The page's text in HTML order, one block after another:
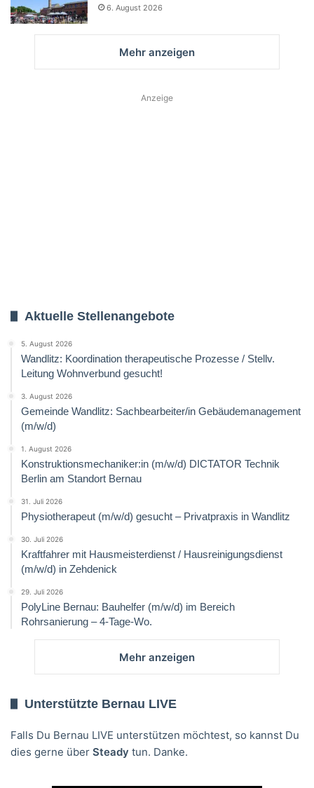
6. August 2026
Mehr anzeigen
Anzeige
Aktuelle Stellenangebote
5. August 2026
Wandlitz: Koordination therapeutische Prozesse / Stellv.
Leitung Wohnverbund gesucht!
3. August 2026
Gemeinde Wandlitz: Sachbearbeiter/in Gebäudemanagement
(m/w/d)
1. August 2026
Konstruktionsmechaniker:in (m/w/d) DICTATOR Technik
Berlin am Standort Bernau
31. Juli 2026
Physiotherapeut (m/w/d) gesucht – Privatpraxis in Wandlitz
30. Juli 2026
Kraftfahrer mit Hausmeisterdienst / Hausreinigungsdienst
(m/w/d) in Zehdenick
29. Juli 2026
PolyLine Bernau: Bauhelfer (m/w/d) im Bereich
Rohrsanierung – 4-Tage-Wo.
Mehr anzeigen
Unterstützte Bernau LIVE
Falls Du Bernau LIVE unterstützen möchtest, so kannst Du
dies gerne über Steady tun. Danke.